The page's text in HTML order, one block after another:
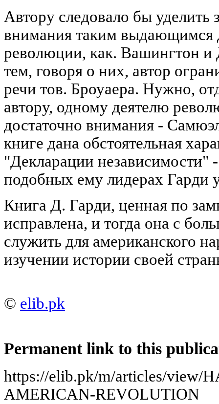
Автору следовало бы уделить
внимания таким выдающимся
революции, как. Вашингтон
тем, говоря о них, автор
речи тов. Броуаера. Нужно,
автору, одному деятелю
достаточно внимания -
книге дана обстоятельная
"Декларации
подобных ему лидерах Гарди
Книга Д. Гарди, ценная по
исправлена, и тогда она с
служить для американского
изучении истории своей
© elib.pk
Permanent link to this
https://elib.pk/m/articles/view/
AMERICAN-REVOLUTION